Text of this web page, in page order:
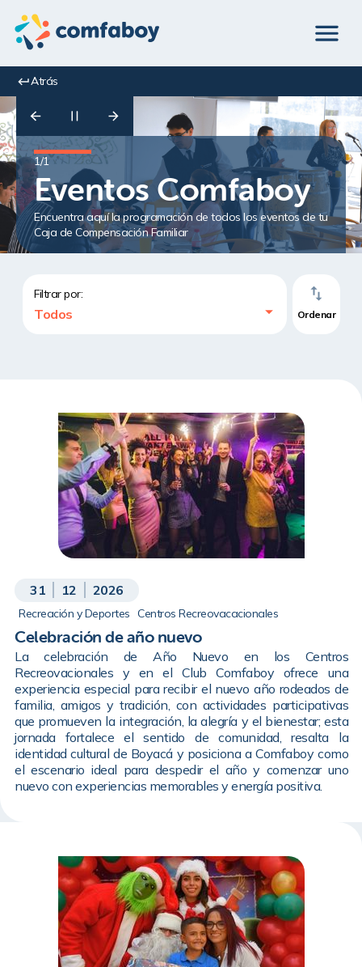
Atrás
1/1
Eventos Comfaboy
Encuentra aquí la programación de todos los eventos de tu
Caja de Compensación Familiar
Filtrar por:
Todos Ordenar
31 12 2026
Recreación y Deportes Centros Recreovacacionales
Celebración de año nuevo
La celebración de Año Nuevo en los Centros
Recreovacionales y en el Club Comfaboy ofrece una
experiencia especial para recibir el nuevo año rodeados de
familia, amigos y tradición, con actividades participativas
que promueven la integración, la alegría y el bienestar; esta
jornada fortalece el sentido de comunidad, resalta la
identidad cultural de Boyacá y posiciona a Comfaboy como
el escenario ideal para despedir el año y comenzar uno
nuevo con experiencias memorables y energía positiva.